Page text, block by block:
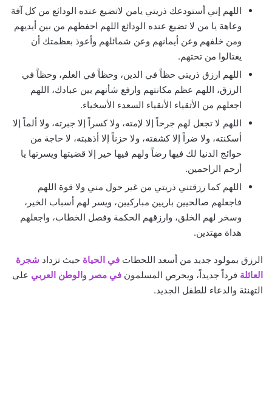
اللهم إني أستودعك ذريتي يامن لاتضيع عنده الودائع من كل آفة
وعاهة يا من لا تضيع عنده الودائع اللهم احفظهم من بين أيديهم
ومن خلفهم وعن أيمانهم وعن شمائلهم وأعوذ بعظمتك أن
يغتالوا من تحتهم.
اللهم ارزق ذريتي حظاً في الدين، وحظاً في العلم، وحظاً في
الرزق، اللهم عظم مكانتهم وارفع شأنهم بين عبادك، اللهم
اجعلهم من الأتقياء الأنقياء السعدء الأسخياء.
اللهم لا تجعل لهم جرحاً إلا لإمته، ولا كسراً إلا جبرته، ولا ألماً إلا
أسكنته، ولا ضراً إلا كشفته، ولا حزناً إلا أذهبته، لا حاجة من
حوائج الدنيا لك فيها رضاً ولهم فيها خير إلا قضيتها ويسرتها يا
أرحم الراحمين.
اللهم كما رزقتني ذريتي من غير حول مني ولا قوة اللهم
فاجعلهم صالحيين باريين مباركيين، ويسر لهم أسباب الخير،
وسخر لهم الخلق، وارزقهم الحكمة وفصل الخطاب، واجعلهم
هداة مهتدين.
الرزق بمولود جديد من أسعد اللحظات في الحياة حيث تزداد شجرة
العائلة فرداً جديداً، ويحرص المسلمون في مصر و الوطن العربي على
التهنئة والدعاء للطفل الجديد.